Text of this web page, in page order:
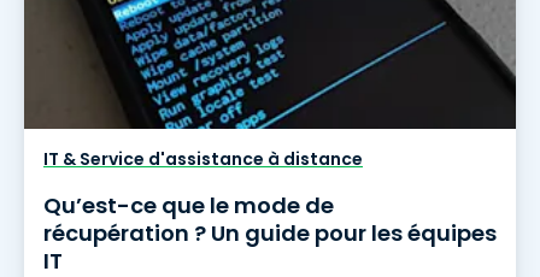
IT & Service d'assistance à distance
Qu’est-ce que le mode de
récupération ? Un guide pour les équipes
IT